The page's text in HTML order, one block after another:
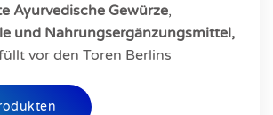
Ayurvedische Gewürze,
und Nahrungsergänzungsmittel,
vor den Toren Berlins